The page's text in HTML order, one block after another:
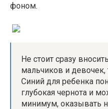
фоном.
Не стоит сразу
мальчиков и девочек,
Синий для ребенка
глубокая чернота и
минимум, оказывать